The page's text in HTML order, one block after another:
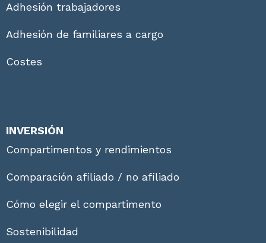
Adhesión trabajadores
Adhesión de familiares a cargo
Costes
INVERSIÓN
Compartimentos y rendimientos
Comparación afiliado / no afiliado
Cómo elegir el compartimento
Sostenibilidad